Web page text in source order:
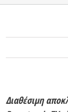
Διαθέσιμη